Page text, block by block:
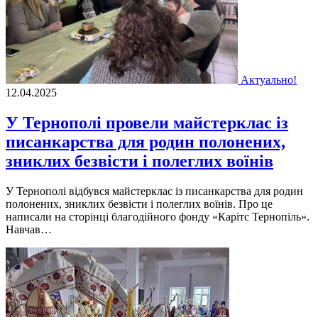
Актуально!
12.04.2025
У Тернополі провели майстерклас із
писанкарства для родин полонених,
зниклих безвісти і полеглих воїнів
У Тернополі відбувся майстерклас із писанкарства для родин
полонених, зниклих безвісти і полеглих воїнів. Про це
написали на сторінці благодійного фонду «Карітс Тернопіль».
Навчав…